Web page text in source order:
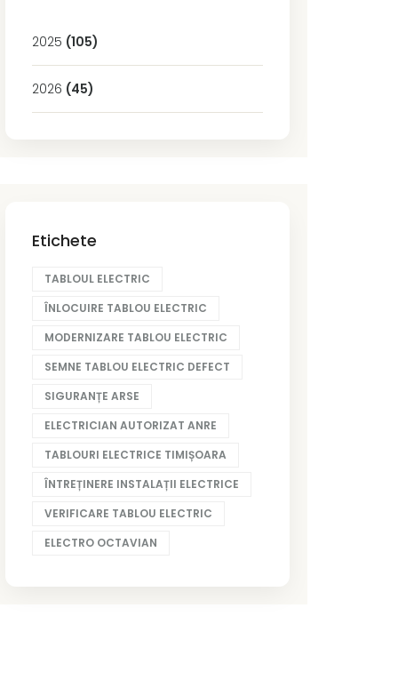
2025 (105)
2026 (45)
Etichete
TABLOUL ELECTRIC
ÎNLOCUIRE TABLOU ELECTRIC
MODERNIZARE TABLOU ELECTRIC
SEMNE TABLOU ELECTRIC DEFECT
SIGURANȚE ARSE
ELECTRICIAN AUTORIZAT ANRE
TABLOURI ELECTRICE TIMIȘOARA
ÎNTREȚINERE INSTALAȚII ELECTRICE
VERIFICARE TABLOU ELECTRIC
ELECTRO OCTAVIAN